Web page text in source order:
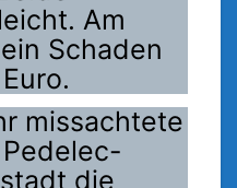
Am
Schaden
missachtete
die